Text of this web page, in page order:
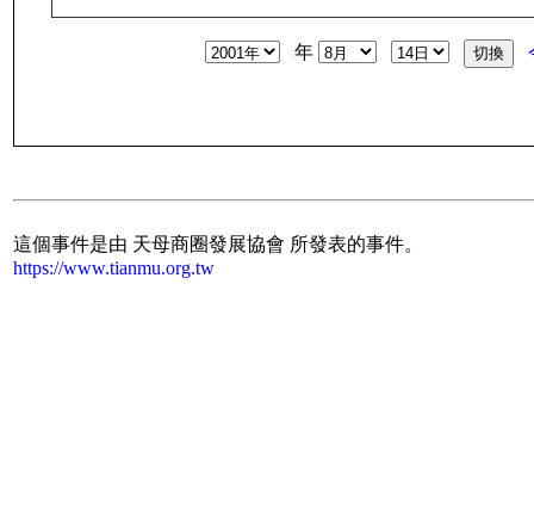
年
這個事件是由 天母商圈發展協會 所發表的事件。
https://www.tianmu.org.tw